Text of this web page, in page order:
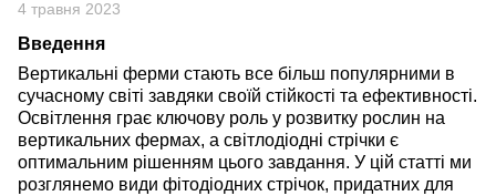
4 травня 2023
Введення
Вертикальні ферми стають все більш популярними в
сучасному світі завдяки своїй стійкості та ефективності.
Освітлення грає ключову роль у розвитку рослин на
вертикальних фермах, а світлодіодні стрічки є
оптимальним рішенням цього завдання. У цій статті ми
розглянемо види фітодіодних стрічок, придатних для